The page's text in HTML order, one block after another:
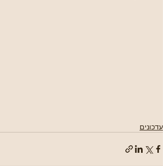
עדכונים